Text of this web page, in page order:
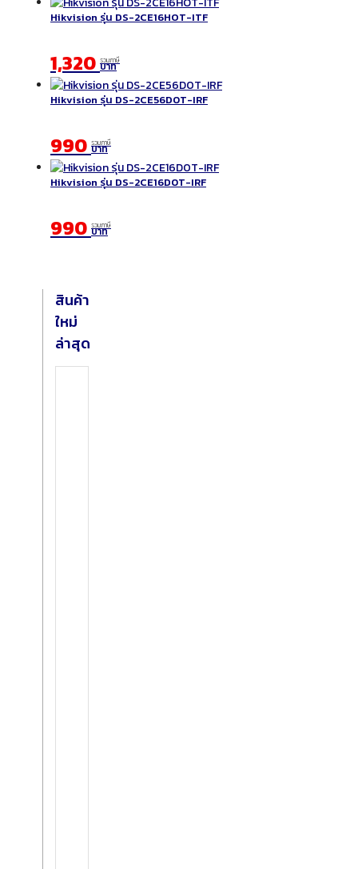
Hikvision รุ่น DS-2CE16HOT-ITF
1,320 รวมภาษี
บาท
Hikvision รุ่น DS-2CE56D0T-IRF
990 รวมภาษี
บาท
Hikvision รุ่น DS-2CE16D0T-IRF
990 รวมภาษี
บาท
สินค้า
ใหม่
ล่าสุด